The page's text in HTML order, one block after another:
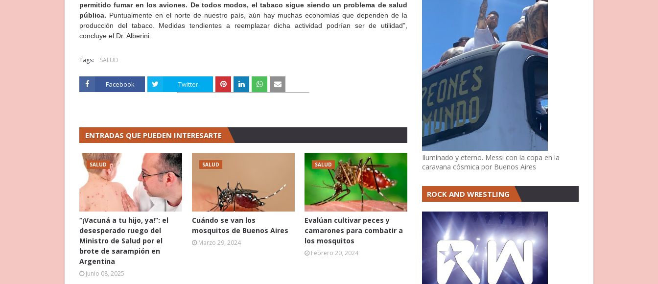
permitido fumar en los aviones. De todos modos, el tabaco sigue siendo un problema de salud
pública. Puntualmente en el norte de nuestro país, aún hay muchas economías que dependen de la
producción del tabaco. Medidas tendientes a reemplazar dicha actividad podrían ser de utilidad”,
concluye el Dr. Alberini.
Tags: SALUD
Facebook Twitter
ENTRADAS QUE PUEDEN INTERESARTE
SALUD
“¡Vacuná a tu hijo, ya!”: el
desesperado ruego del
Ministro de Salud por el
brote de sarampión en
Argentina
Junio 08, 2025
SALUD
Cuándo se van los
mosquitos de Buenos Aires
Marzo 29, 2024
SALUD
Evalúan cultivar peces y
camarones para combatir a
los mosquitos
Febrero 20, 2024
Iluminado y eterno. Messi con la copa en la
caravana cósmica por Buenos Aires
ROCK AND WRESTLING